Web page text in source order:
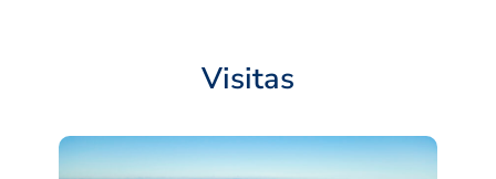
Visitas